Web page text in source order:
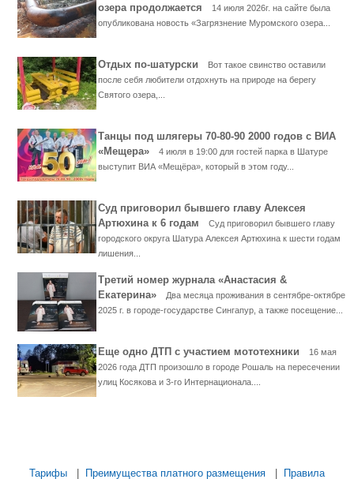
озера продолжается
14 июля 2026г. на сайте была
опубликована новость «Загрязнение Муромского озера...
Отдых по-шатурски
Вот такое свинство оставили
после себя любители отдохнуть на природе на берегу
Святого озера,...
Танцы под шлягеры 70-80-90 2000 годов с ВИА
«Мещера»
4 июля в 19:00 для гостей парка в Шатуре
выступит ВИА «Мещёра», который в этом году...
Суд приговорил бывшего главу Алексея
Артюхина к 6 годам
Суд приговорил бывшего главу
городского округа Шатура Алексея Артюхина к шести годам
лишения...
Третий номер журнала «Анастасия &
Екатерина»
Два месяца проживания в сентябре-октябре
2025 г. в городе-государстве Сингапур, а также посещение...
Еще одно ДТП с участием мототехники
16 мая
2026 года ДТП произошло в городе Рошаль на пересечении
улиц Косякова и 3-го Интернационала....
Тарифы Преимущества платного размещения Правила